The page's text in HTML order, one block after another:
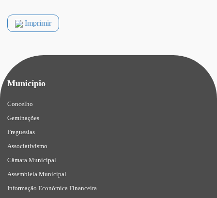
Imprimir
Município
Concelho
Geminações
Freguesias
Associativismo
Câmara Municipal
Assembleia Municipal
Informação Económica Financeira